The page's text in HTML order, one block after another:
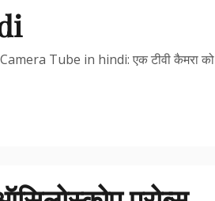
Tube in hindi: एक टीवी कैमरा को